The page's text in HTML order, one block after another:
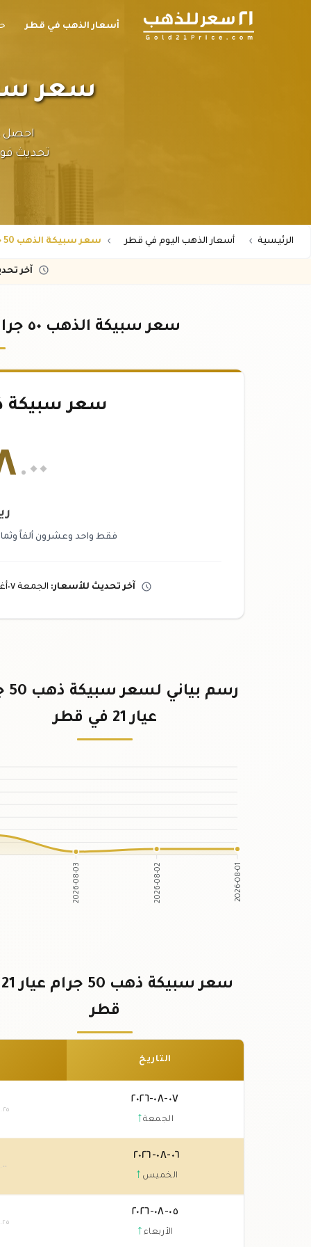
أسعار الذهب في قطر
سعر سبيكة
تحديث
الرئيسية أسعار الذهب اليوم في قطر سعر سبيكة الذهب 50 جرام عيار 21 في قطر
آخر
سعر سبيكة الذهب ٥٠ جرام عيار ٢١ في قطر - تحديث لحظي
سعر سبيكة ذهب
.٠٠
فقط واحد وعشرون ألفاً
آخر تحديث للأسعار: الجمعة ٠٧
عيار 21 في قطر
2026-08-03 2026-08-02 2026-08-01
قطر
التاريخ
٠٧-٠٨-٢٠٢٦
الجمعة↑
.٢٥
٠٦-٠٨-٢٠٢٦
الخميس ↑
.٠٠
٠٥-٠٨-٢٠٢٦
الأربعاء ↑
.٢٥